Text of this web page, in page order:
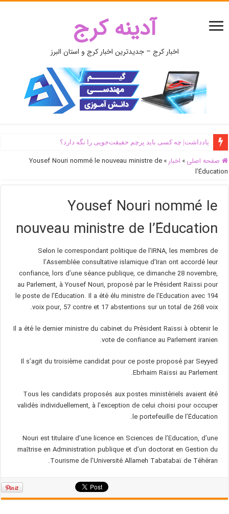
آدینه کرج
اخبار کرج – جدیدترین اخبار کرج و استان البرز
یادداشت| ‌چه کسی باید پرچم حقیقت‌جویی را نگه دارد؟
صفحه اصلی » اخبار »
Yousef Nouri nommé le nouveau ministre de
l’Éducation
Yousef Nouri nommé le
nouveau ministre de l’Éducation
Selon le correspondant politique de l’IRNA, les membres de
l’Assemblée consultative islamique d’Iran ont accordé leur
confiance, lors d’une séance publique, ce dimanche 28 novembre,
au Parlement, à Yousef Nouri, proposé par le Président Raïssi pour
le poste de l’Éducation. Il a été élu ministre de l’Education avec 194
voix pour, 57 contre et 17 abstentions sur un total de 268 voix.
Il a été le dernier ministre du cabinet du Président Raïssi à obtenir le
vote de confiance au Parlement iranien.
Il s’agit du troisième candidat pour ce poste proposé par Seyyed
Ebrhaim Raïssi au Parlement.
Tous les candidats proposés aux postes ministériels avaient été
validés individuellement, à l’exception de celui choisi pour occuper
le portefeuille de l’Éducation.
Nouri est titulaire d’une licence en Sciences de l’Education, d’une
maîtrise en Administration publique et d’un doctorat en Gestion du
Tourisme de l’Université Allameh Tabatabaï de Téhéran.